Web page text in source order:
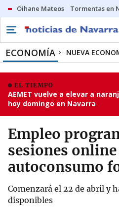
Oihane Mateos Tormentas en
ECONOMÍA NUEVA
EL TIEMPO
AEMET vuelve a elevar a
hoy domingo en Navarra
Empleo
sesiones
autoconsumo
Comenzará el 22 de abril y
disponibles